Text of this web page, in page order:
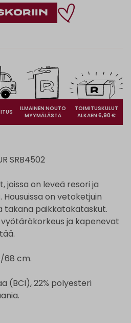
ILMAINEN NOUTO
MYYMÄLÄSTÄ
TOIMITUSKULUT
ALKAEN 6,90 €
SRB4502
joissa on leveä resori ja
on vetoketjuin
takana paikkatakataskut.
vyötärökorkeus ja kapenevat
68 cm.
(BCI), 22% polyesteri